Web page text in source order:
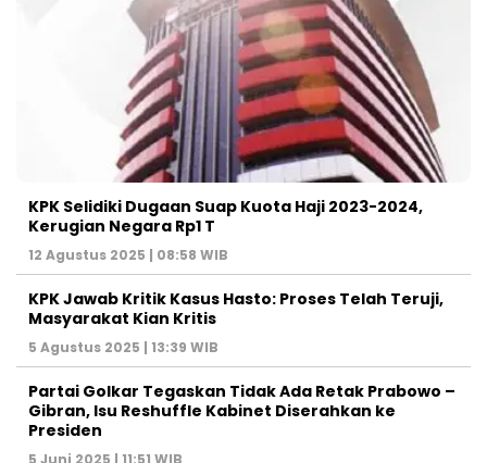
KPK Selidiki Dugaan Suap Kuota Haji 2023-2024,
Kerugian Negara Rp1 T
12 Agustus 2025 | 08:58 WIB
KPK Jawab Kritik Kasus Hasto: Proses Telah Teruji,
Masyarakat Kian Kritis
5 Agustus 2025 | 13:39 WIB
Partai Golkar Tegaskan Tidak Ada Retak Prabowo –
Gibran, Isu Reshuffle Kabinet Diserahkan ke
Presiden
5 Juni 2025 | 11:51 WIB